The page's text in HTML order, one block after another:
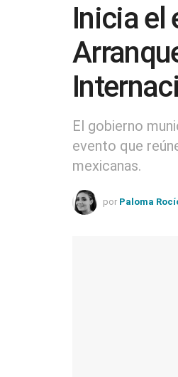
Inicia el
El gobierno
evento que
mexicanas.
por Paloma